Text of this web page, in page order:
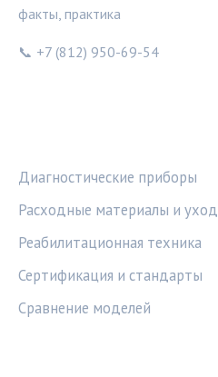
факты, практика
📞 +7 (812) 950-69-54
Диагностические приборы
Расходные материалы и уход
Реабилитационная техника
Сертификация и стандарты
Сравнение моделей